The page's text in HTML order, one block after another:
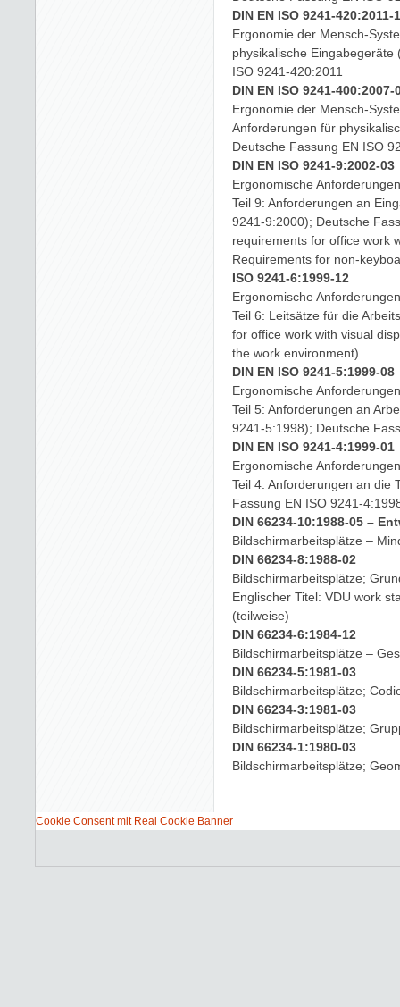
DIN EN ISO 9241-420:2011-
Ergonomie der Mensch-
physikalische
ISO 9241-420:2011
DIN EN ISO 9241-400:2007-
Ergonomie der Mensch-
Anforderungen für
Deutsche Fassung EN ISO
DIN EN ISO 9241-9:2002-03
Ergonomische
Teil 9: Anforderungen an
9241-9:2000); Deutsche
requirements for office work
Requirements for non-
ISO 9241-6:1999-12
Ergonomische
Teil 6: Leitsätze für die
for office work with visual
the work environment)
DIN EN ISO 9241-5:1999-08
Ergonomische
Teil 5: Anforderungen an
9241-5:1998); Deutsche
DIN EN ISO 9241-4:1999-01
Ergonomische
Teil 4: Anforderungen an die
Fassung EN ISO 9241-
DIN 66234-10:1988-05 –
Bildschirmarbeitsplätze –
DIN 66234-8:1988-02
Bildschirmarbeitsplätze;
Englischer Titel: VDU work
(teilweise)
DIN 66234-6:1984-12
Bildschirmarbeitsplätze –
DIN 66234-5:1981-03
Bildschirmarbeitsplätze;
DIN 66234-3:1981-03
Bildschirmarbeitsplätze;
DIN 66234-1:1980-03
Bildschirmarbeitsplätze;
Cookie Consent mit Real Cookie Banner